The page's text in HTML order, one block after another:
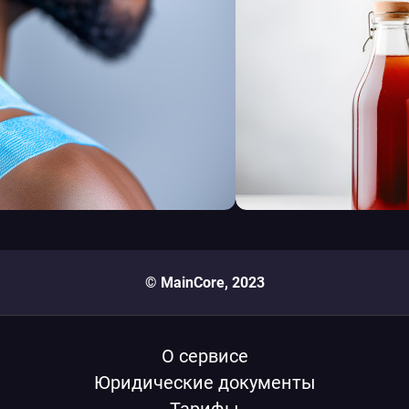
© MainCore, 2023
О сервисе
Юридические документы